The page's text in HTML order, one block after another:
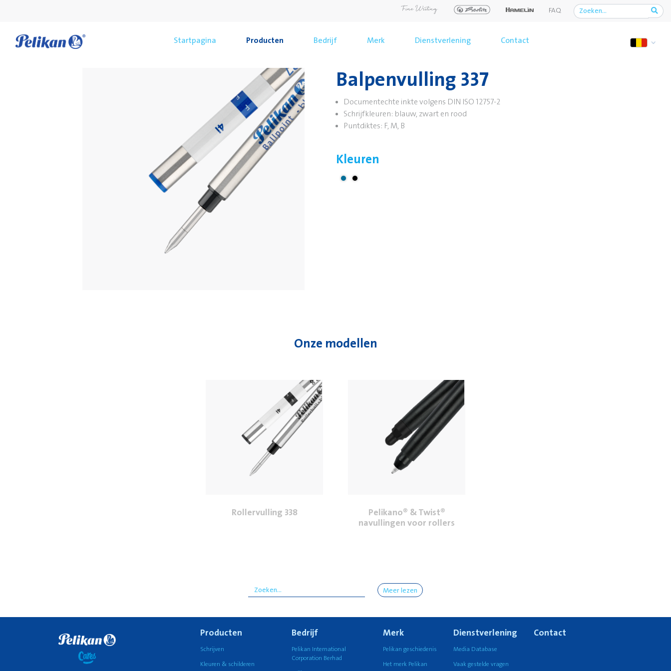
FAQ
Startpagina Producten Bedrijf Merk Dienstverlening Contact
Balpenvulling 337
Documentechte inkte volgens DIN ISO 12757-2
Schrijfkleuren: blauw, zwart en rood
Puntdiktes: F, M, B
Kleuren
Onze modellen
Rollervulling 338
Pelikano® & Twist®
navullingen voor rollers
Meer lezen
Producten
Schrijven
Kleuren & schilderen
Bedrijf
Pelikan International
Corporation Berhad
Merk
Pelikan geschiedenis
Het merk Pelikan
Dienstverlening
Media Database
Vaak gestelde vragen
Contact